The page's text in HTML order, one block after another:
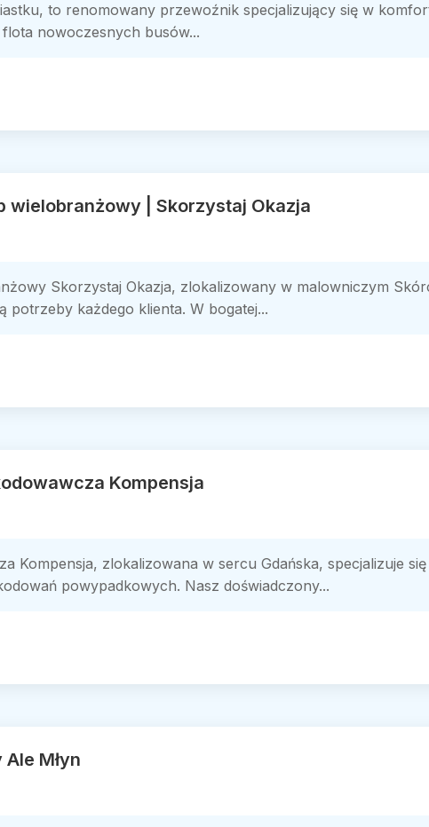
to renomowany przewoźnik specjalizujący się w
nowoczesnych busów...
wielobranżowy | Skorzystaj Okazja
Skorzystaj Okazja, zlokalizowany w malowniczym
potrzeby każdego klienta. W bogatej...
Kompensja
Kompensja, zlokalizowana w sercu Gdańska, specjalizuje
powypadkowych. Nasz doświadczony...
Młyn